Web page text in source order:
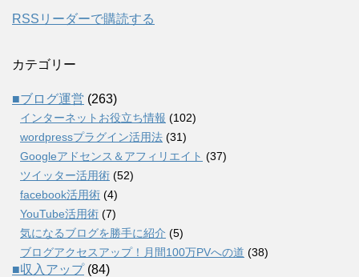
RSSリーダーで購読する
カテゴリー
■ブログ運営 (263)
インターネットお役立ち情報 (102)
wordpressプラグイン活用法 (31)
Googleアドセンス＆アフィリエイト (37)
ツイッター活用術 (52)
facebook活用術 (4)
YouTube活用術 (7)
気になるブログを勝手に紹介 (5)
ブログアクセスアップ！月間100万PVへの道 (38)
■収入アップ(84)